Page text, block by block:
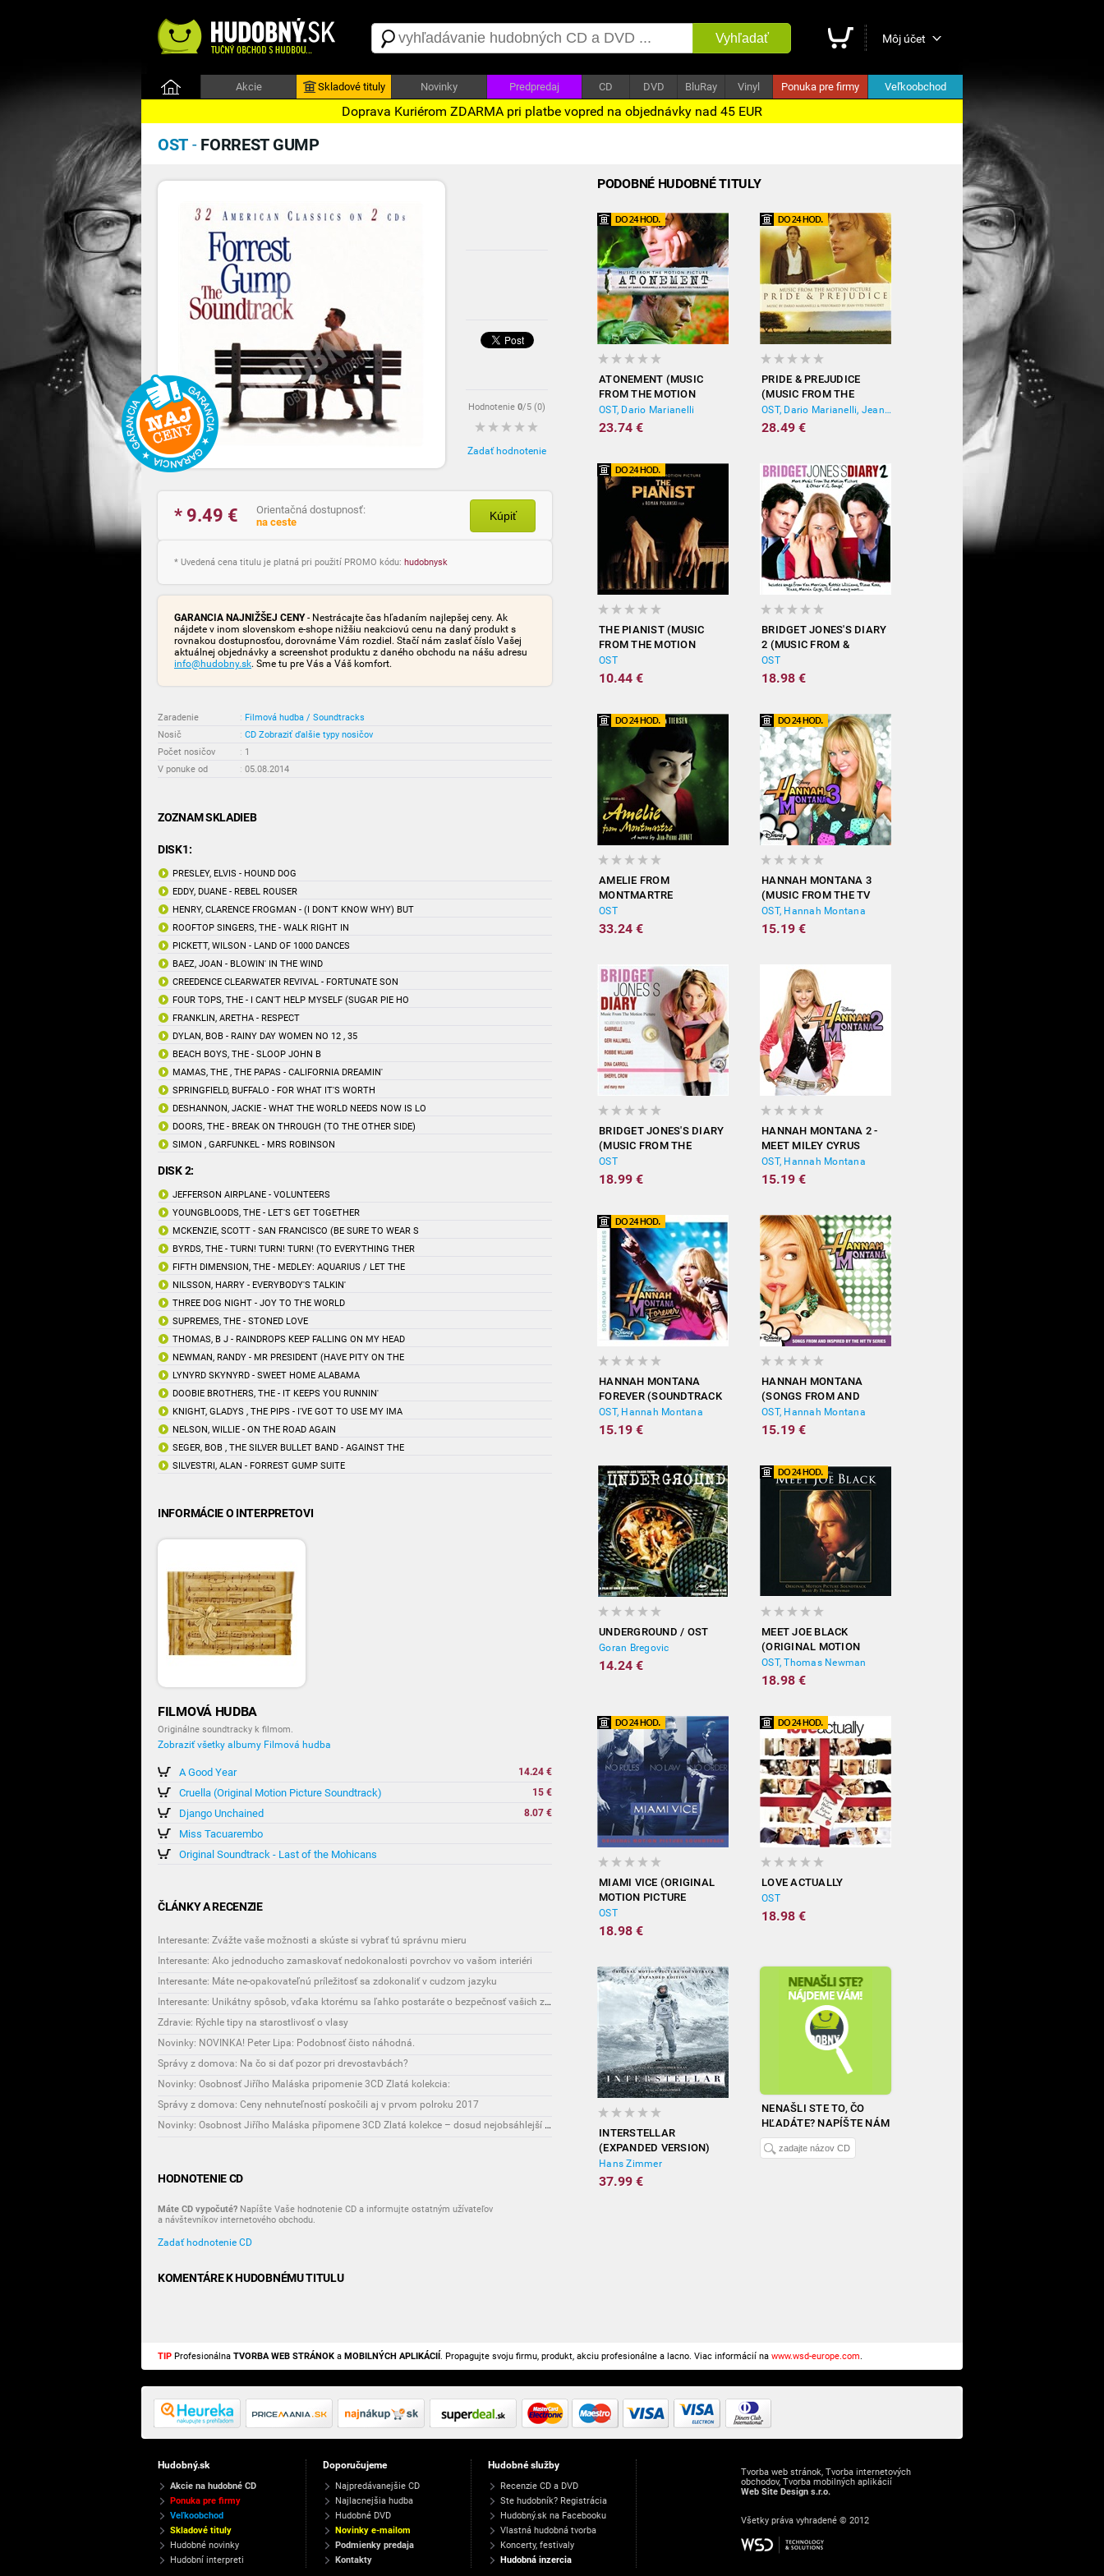
Vyhľadať Môj účet
Akcie Skladové tituly Novinky Predpredaj CD DVD BluRay Vinyl Ponuka pre firmy Veľkoobchod
Doprava Kuriérom ZDARMA pri platbe vopred na objednávky nad 45 EUR
OST - FORREST GUMP
Hodnotenie 0/5 (0)
Zadať hodnotenie
* 9.49 €
Orientačná dostupnosť:
na ceste
Kúpiť
* Uvedená cena titulu je platná pri použití PROMO kódu: hudobnysk
GARANCIA NAJNIŽŠEJ CENY- Nestrácajte čas hľadaním najlepšej ceny. Ak
nájdete v inom slovenskom e-shope nižšiu neakciovú cenu na daný produkt s
rovnakou dostupnosťou, dorovnáme Vám rozdiel. Stačí nám zaslať číslo Vašej
aktuálnej objednávky a screenshot produktu z daného obchodu na nášu adresu
info@hudobny.sk. Sme tu pre Vás a Váš komfort.
Zaradenie : Filmová hudba / Soundtracks
Nosič
: CD Zobraziť ďalšie typy nosičov
Počet nosičov
: 1
V ponuke od
: 05.08.2014
ZOZNAM SKLADIEB
DISK1:
PRESLEY, ELVIS - HOUND DOG
EDDY, DUANE - REBEL ROUSER
HENRY, CLARENCE FROGMAN - (I DON'T KNOW WHY) BUT
ROOFTOP SINGERS, THE - WALK RIGHT IN
PICKETT, WILSON - LAND OF 1000 DANCES
BAEZ, JOAN - BLOWIN' IN THE WIND
CREEDENCE CLEARWATER REVIVAL - FORTUNATE SON
FOUR TOPS, THE - I CAN'T HELP MYSELF (SUGAR PIE HO
FRANKLIN, ARETHA - RESPECT
DYLAN, BOB - RAINY DAY WOMEN NO 12 , 35
BEACH BOYS, THE - SLOOP JOHN B
MAMAS, THE , THE PAPAS - CALIFORNIA DREAMIN'
SPRINGFIELD, BUFFALO - FOR WHAT IT'S WORTH
DESHANNON, JACKIE - WHAT THE WORLD NEEDS NOW IS LO
DOORS, THE - BREAK ON THROUGH (TO THE OTHER SIDE)
SIMON , GARFUNKEL - MRS ROBINSON
DISK 2:
JEFFERSON AIRPLANE - VOLUNTEERS
YOUNGBLOODS, THE - LET'S GET TOGETHER
MCKENZIE, SCOTT - SAN FRANCISCO (BE SURE TO WEAR S
BYRDS, THE - TURN! TURN! TURN! (TO EVERYTHING THER
FIFTH DIMENSION, THE - MEDLEY: AQUARIUS / LET THE
NILSSON, HARRY - EVERYBODY'S TALKIN'
THREE DOG NIGHT - JOY TO THE WORLD
SUPREMES, THE - STONED LOVE
THOMAS, B J - RAINDROPS KEEP FALLING ON MY HEAD
NEWMAN, RANDY - MR PRESIDENT (HAVE PITY ON THE
LYNYRD SKYNYRD - SWEET HOME ALABAMA
DOOBIE BROTHERS, THE - IT KEEPS YOU RUNNIN'
KNIGHT, GLADYS , THE PIPS - I'VE GOT TO USE MY IMA
NELSON, WILLIE - ON THE ROAD AGAIN
SEGER, BOB , THE SILVER BULLET BAND - AGAINST THE
SILVESTRI, ALAN - FORREST GUMP SUITE
INFORMÁCIE O INTERPRETOVI
FILMOVÁ HUDBA
Originálne soundtracky k filmom.
Zobraziť všetky albumy Filmová hudba
A Good Year 14.24 €
Cruella (Original Motion Picture Soundtrack) 15 €
Django Unchained 8.07 €
Miss Tacuarembo
Original Soundtrack - Last of the Mohicans
ČLÁNKY A RECENZIE
Interesante: Zvážte vaše možnosti a skúste si vybrať tú správnu mieru
Interesante: Ako jednoducho zamaskovať nedokonalosti povrchov vo vašom interiéri
Interesante: Máte ne-opakovateľnú príležitosť sa zdokonaliť v cudzom jazyku
Interesante: Unikátny spôsob, vďaka ktorému sa ľahko postaráte o bezpečnosť vašich zásielok
Zdravie: Rýchle tipy na starostlivosť o vlasy
Novinky: NOVINKA! Peter Lipa: Podobnosť čisto náhodná.
Správy z domova: Na čo si dať pozor pri drevostavbách?
Novinky: Osobnosť Jiřího Maláska pripomenie 3CD Zlatá kolekcia:
Správy z domova: Ceny nehnuteľností poskočili aj v prvom polroku 2017
Novinky: Osobnost Jiřího Maláska připomene 3CD Zlatá kolekce – dosud nejobsáhlejší soubor nahrávek legendárního umělce!
HODNOTENIE CD
Máte CD vypočuté? Napíšte Vaše hodnotenie CD a informujte ostatným užívateľov
a návštevníkov internetového obchodu.
Zadať hodnotenie CD
KOMENTÁRE K HUDOBNÉMU TITULU
PODOBNÉ HUDOBNÉ TITULY
ATONEMENT (MUSIC
FROM THE MOTION
PICTURE)
OST, Dario Marianelli
23.74 €
PRIDE & PREJUDICE
(MUSIC FROM THE
MOTION PICTURE)
OST, Dario Marianelli, Jean-Yves Thibaudet
28.49 €
THE PIANIST (MUSIC
FROM THE MOTION
PICTURE)
OST
10.44 €
BRIDGET JONES'S DIARY
2 (MUSIC FROM &
INSPIRED BY THE
MOTION PICTURE)
OST
18.98 €
AMELIE FROM
MONTMARTRE
(ORIGINAL
SOUNDTRACK)
OST
33.24 €
HANNAH MONTANA 3
(MUSIC FROM THE TV
SHOW)
OST, Hannah Montana
15.19 €
BRIDGET JONES'S DIARY
(MUSIC FROM THE
MOTION PICTURE)
OST
18.99 €
HANNAH MONTANA 2 -
MEET MILEY CYRUS
OST, Hannah Montana
15.19 €
HANNAH MONTANA
FOREVER (SOUNDTRACK
FROM THE TV SERIES)
OST, Hannah Montana
15.19 €
HANNAH MONTANA
(SONGS FROM AND
INSPIRED BY THE HIT TV
SERIES)
OST, Hannah Montana
15.19 €
UNDERGROUND / OST
Goran Bregovic
14.24 €
MEET JOE BLACK
(ORIGINAL MOTION
PICTURE SOUNDTRACK)
OST, Thomas Newman
18.98 €
MIAMI VICE (ORIGINAL
MOTION PICTURE
SOUNDTRACK)
OST
18.98 €
LOVE ACTUALLY
OST
18.98 €
INTERSTELLAR
(EXPANDED VERSION)
Hans Zimmer
37.99 €
NENAŠLI STE TO, ČO
HĽADÁTE? NAPÍŠTE NÁM
TIP Profesionálna TVORBA WEB STRÁNOK a MOBILNÝCH APLIKÁCIÍ. Propagujte svoju firmu, produkt, akciu profesionálne a lacno. Viac informácií na www.wsd-europe.com.
Hudobný.sk
Akcie na hudobné CD
Ponuka pre firmy
Veľkoobchod
Skladové tituly
Hudobné novinky
Hudobní interpreti
Doporučujeme
Najpredávanejšie CD
Najlacnejšia hudba
Hudobné DVD
Novinky e-mailom
Podmienky predaja
Kontakty
Hudobné služby
Recenzie CD a DVD
Ste hudobník? Registrácia
Hudobný.sk na Facebooku
Vlastná hudobná tvorba
Koncerty, festivaly
Hudobná inzercia
Tvorba web stránok, Tvorba internetových
obchodov, Tvorba mobilných aplikácií
Web Site Design s.r.o.
Všetky práva vyhradené © 2012